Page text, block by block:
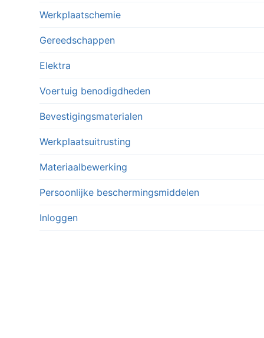
Werkplaatschemie
Gereedschappen
Elektra
Voertuig benodigdheden
Bevestigingsmaterialen
Werkplaatsuitrusting
Materiaalbewerking
Persoonlijke beschermingsmiddelen
Inloggen